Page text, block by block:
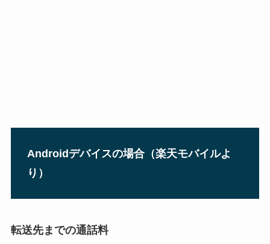
Androidデバイスの場合（楽天モバイルよ
り）
転送先までの通話料